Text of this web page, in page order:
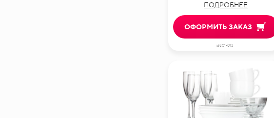
ПОДРОБНЕЕ
ОФОРМИТЬ ЗАКАЗ
id801-013